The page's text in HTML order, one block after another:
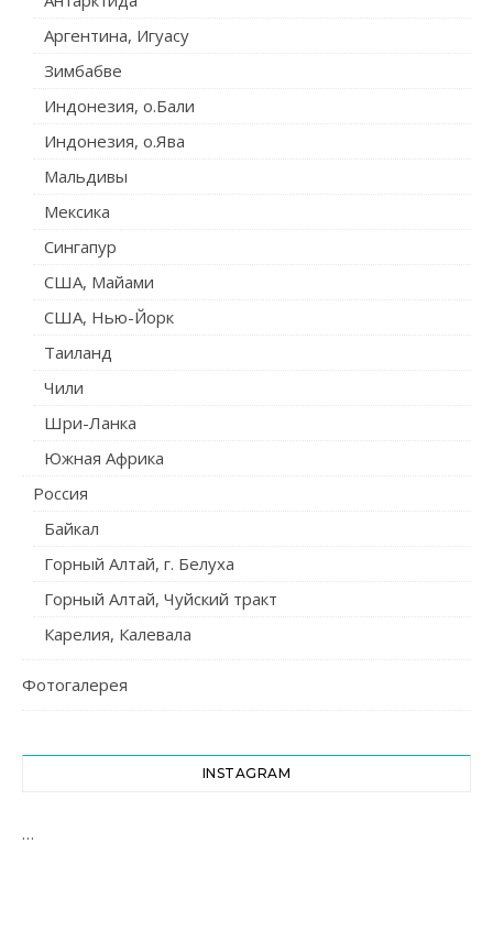
Аргентина, Игуасу
Зимбабве
Индонезия, о.Бали
Индонезия, о.Ява
Мальдивы
Мексика
Сингапур
США, Майами
США, Нью-Йорк
Таиланд
Чили
Шри-Ланка
Южная Африка
Россия
Байкал
Горный Алтай, г. Белуха
Горный Алтай, Чуйский тракт
Карелия, Калевала
Фотогалерея
INSTAGRAM
…